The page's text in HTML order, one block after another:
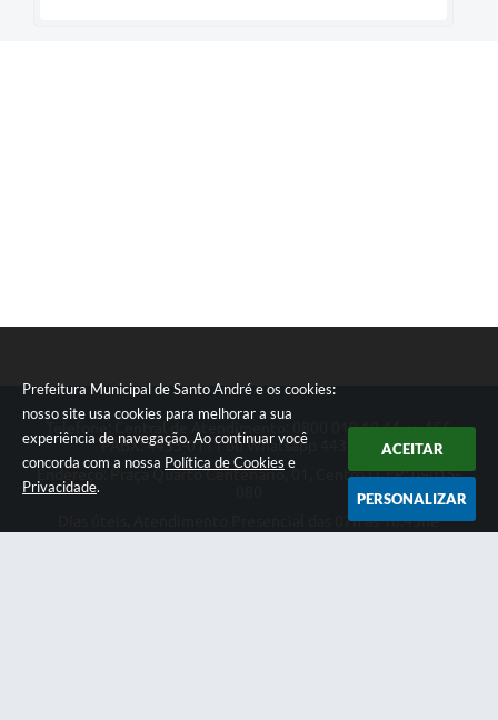
Prefeitura Municipal de Santo André e os cookies:
nosso site usa cookies para melhorar a sua
experiência de navegação. Ao continuar você
concorda com a nossa Política de Cookies e
Privacidade.
ACEITAR
PERSONALIZAR
Telefone: Central de Atendimento: 0800 019 19 44 ou 156
PABX: 4433-0111 ou Whatsapp 4433-0123
Endereço: Praça Quarto Centenário, 01, Centro | CEP: 09015-
Dias úteis, Atendimento Presencial das 07h as 18:45he